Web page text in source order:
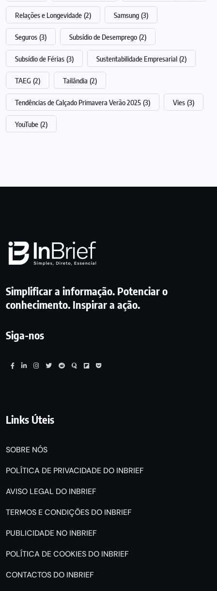
Relações e Longevidade (2) Samsung (3)
Seguros (3) Subsídio de Desemprego (2)
Subsídio de Férias (3) Sustentabilidade Empresarial (2)
TAEG (2) Tailândia (2)
Tendências de Calçado Primavera Verão 2025 (3) Vies (3)
YouTube (2)
Simplificar a informação. Potenciar o
conhecimento. Inspirar a ação.
Siga-nos
Links Úteis
SOBRE NÓS
POLÍTICA DE PRIVACIDADE DO INBRIEF
AVISO LEGAL DO INBRIEF
TERMOS E CONDIÇÕES DO INBRIEF
PUBLICIDADE NO INBRIEF
POLÍTICA DE COOKIES DO INBRIEF
CONTACTOS DO INBRIEF